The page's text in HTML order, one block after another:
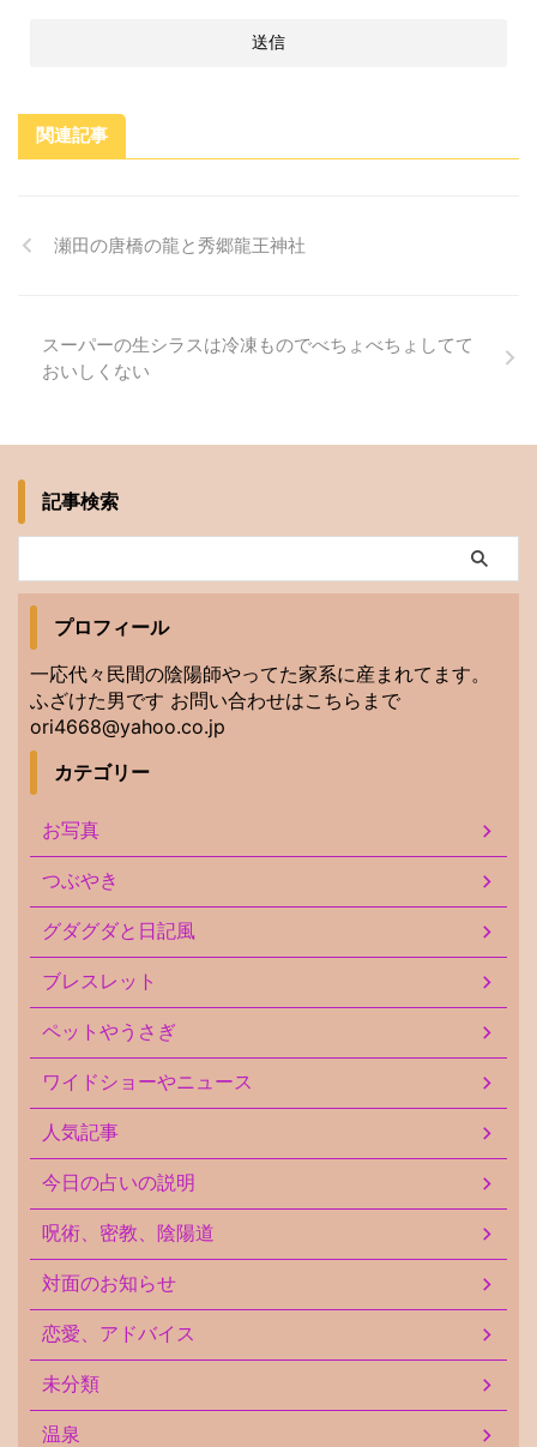
関連記事
瀬田の唐橋の龍と秀郷龍王神社
スーパーの生シラスは冷凍ものでべちょべちょしてて
おいしくない
記事検索
プロフィール
一応代々民間の陰陽師やってた家系に産まれてます。
ふざけた男です お問い合わせはこちらまで
ori4668@yahoo.co.jp
カテゴリー
お写真
つぶやき
グダグダと日記風
ブレスレット
ペットやうさぎ
ワイドショーやニュース
人気記事
今日の占いの説明
呪術、密教、陰陽道
対面のお知らせ
恋愛、アドバイス
未分類
温泉